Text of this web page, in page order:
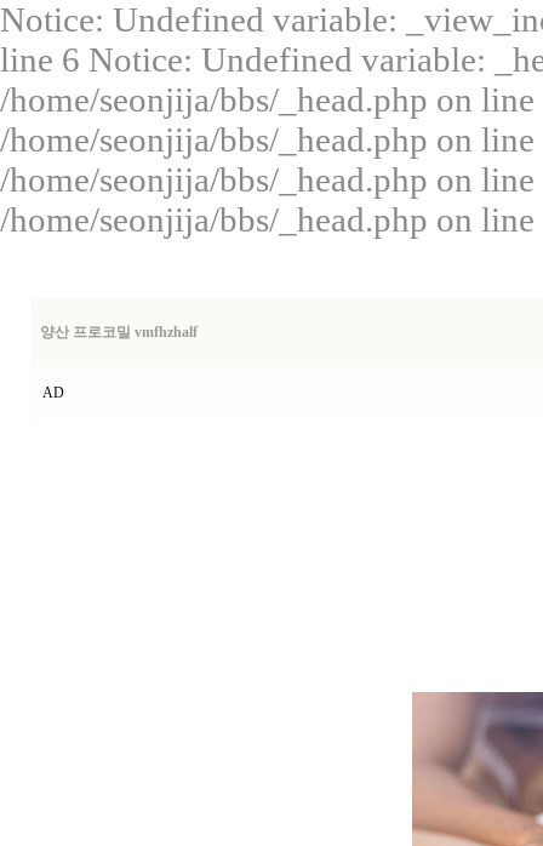
Notice: Undefined variable:
line 6 Notice: Undefined variable:
/home/seonjija/bbs/_head.php on
/home/seonjija/bbs/_head.php on
/home/seonjija/bbs/_head.php on
/home/seonjija/bbs/_head.php on
양산 프로코밀 vmfhzhalf
AD